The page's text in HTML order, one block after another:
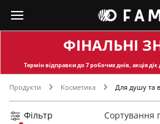
ФІНАЛЬНІ
Термін відправкидо 7 робочих днів, акція
Продукти Косметика Для душу та
Фільтр Сортування